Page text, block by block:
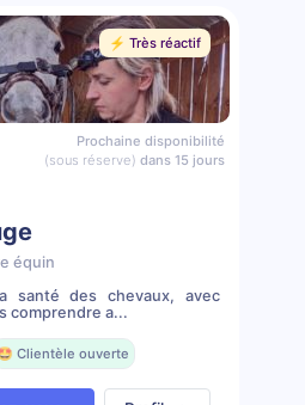
⚡️ Très réactif
Prochaine disponibilité
(sous réserve) dans 15 jours
équin
santé des chevaux, avec
comprendre a...
Clientèle ouverte